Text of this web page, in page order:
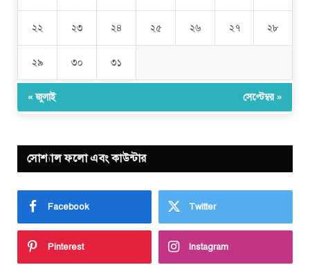
২২ ২৩ ২৪ ২৫ ২৬ ২৭ ২৮
২৯ ৩০ ৩১
« জুলাই সেপ্টেম্বর »
সোশ্যাল ফলো এবং কাউন্টার
Facebook Twitter
Pinterest Instagram